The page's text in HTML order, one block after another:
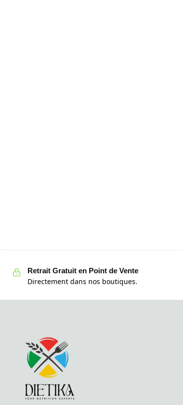
Retrait Gratuit en Point de Vente
Directement dans nos boutiques.